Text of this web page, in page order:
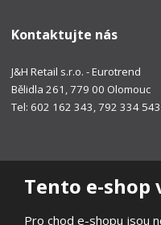
Tento e-shop
Pro chod e-shopu jsou
Kontaktujte nás
J&H Retail s.r.o. - Eurotrend
Bělidla 261, 779 00 Olomouc
Tel: 602 162 343, 792 334 543